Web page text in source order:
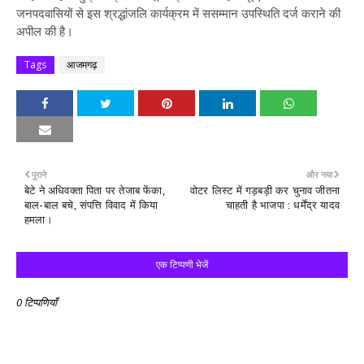
जनपदवासियों से इस श्रद्धांजलि कार्यक्रम में ससम्मान उपस्थिति दर्ज कराने की
अपील की है।
Tags आजमगढ़
और नया
वोटर लिस्ट में गड़बड़ी कर चुनाव जीतना
चाहती है भाजपा : धर्मेंद्र यादव
पुराने
बेटे ने अधिवक्ता पिता पर तेजाब फेंका,
बाल-बाल बचे, संपत्ति विवाद में किया
हमला।
एक टिप्पणी भेजें
0 टिप्पणियाँ